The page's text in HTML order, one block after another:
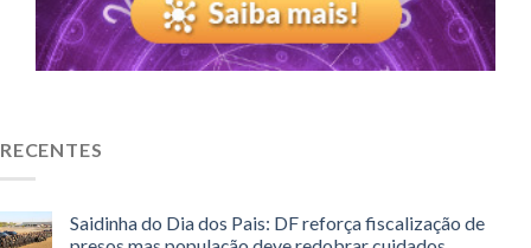
RECENTES
Saidinha do Dia dos Pais: DF reforça fiscalização de